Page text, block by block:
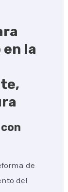
la
de
del